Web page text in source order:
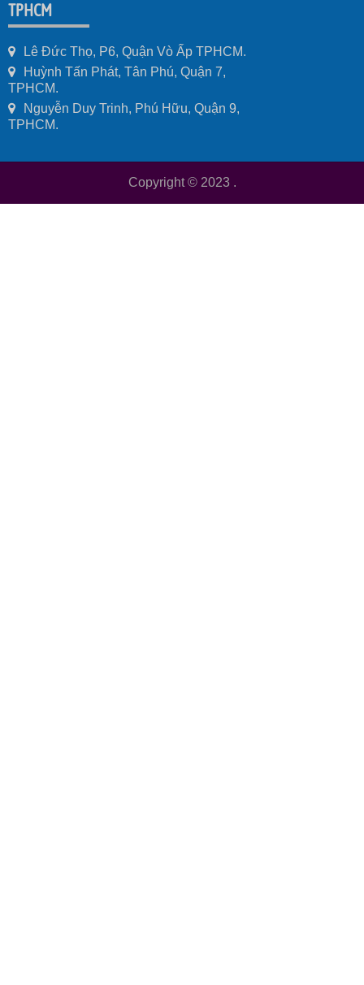
TPHCM
Lê Đức Thọ, P6, Quận Vò Ấp TPHCM.
Huỳnh Tấn Phát, Tân Phú, Quận 7,
TPHCM.
Nguyễn Duy Trinh, Phú Hữu, Quận 9,
TPHCM.
Copyright © 2023 .